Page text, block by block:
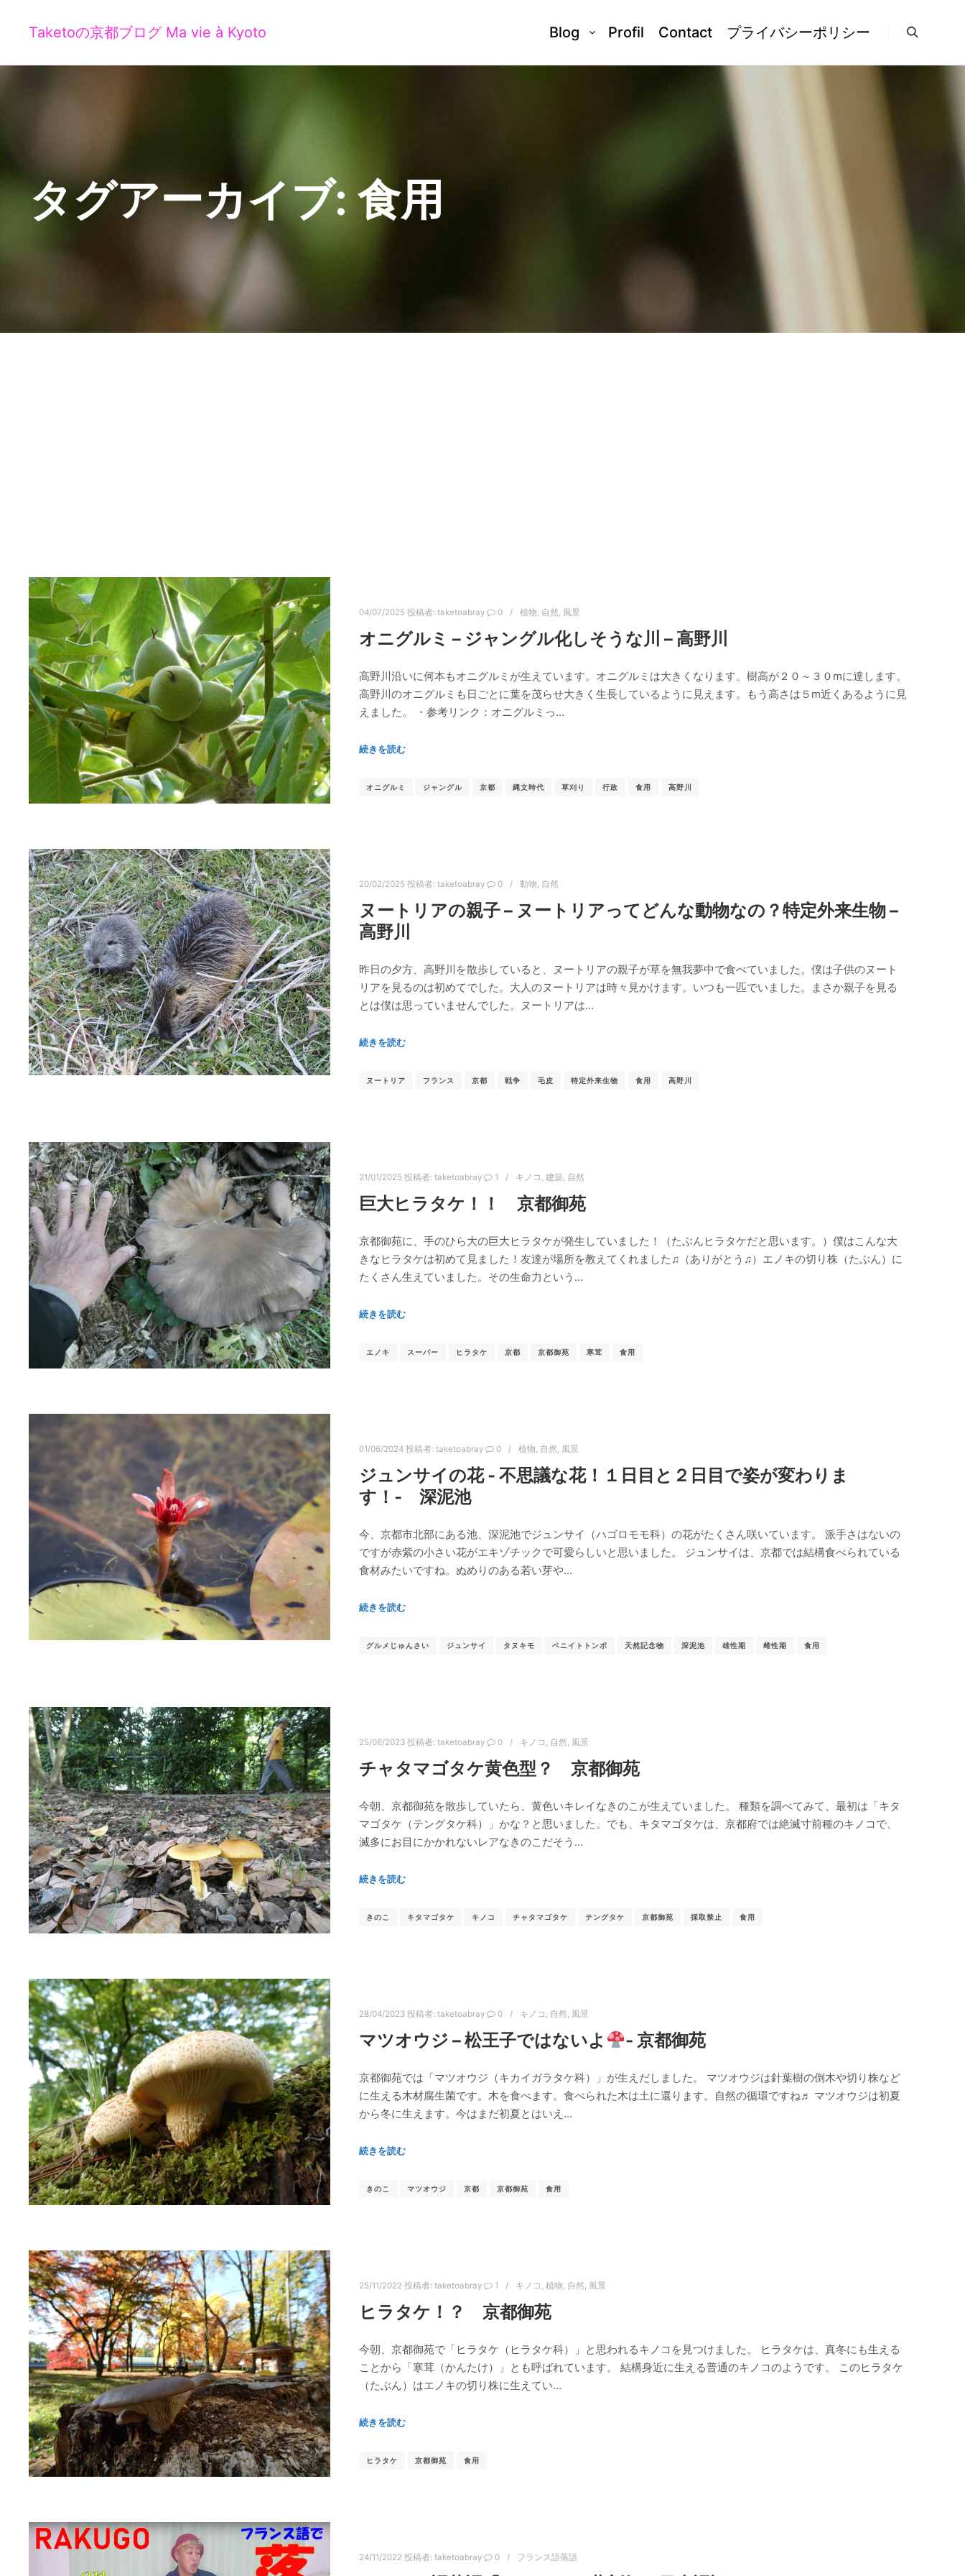
Taketoの京都ブログ Ma vie à Kyoto Blog Profil Contact プライバシーポリシー
タグアーカイブ: 食用
04/07/2025 投稿者: taketoabray 0 植物, 自然, 風景
オニグルミ – ジャングル化しそうな川 – 高野川
高野川沿いに何本もオニグルミが生えています。オニグルミは大きくなります。樹高が２０～３０ⅿに達します。
高野川のオニグルミも日ごとに葉を茂らせ大きく生長しているように見えます。もう高さは５ⅿ近くあるように見
えました。 ・参考リンク：オニグルミっ…
続きを読む
オニグルミ ジャングル 京都 縄文時代 草刈り 行政 食用 高野川
20/02/2025 投稿者: taketoabray 0 動物, 自然
ヌートリアの親子 – ヌートリアってどんな動物なの？特定外来生物 –
高野川
昨日の夕方、高野川を散歩していると、ヌートリアの親子が草を無我夢中で食べていました。僕は子供のヌート
リアを見るのは初めてでした。大人のヌートリアは時々見かけます。いつも一匹でいました。まさか親子を見る
とは僕は思っていませんでした。ヌートリアは…
続きを読む
ヌートリア フランス 京都 戦争 毛皮 特定外来生物 食用 高野川
21/01/2025 投稿者: taketoabray 1 キノコ , 建築, 自然
巨大ヒラタケ！！ 京都御苑
京都御苑に、手のひら大の巨大ヒラタケが発生していました！（たぶんヒラタケだと思います。）僕はこんな大
きなヒラタケは初めて見ました！友達が場所を教えてくれました♫（ありがとう♫）エノキの切り株（たぶん）に
たくさん生えていました。その生命力という…
続きを読む
エノキ スーパー ヒラタケ 京都 京都御苑 寒茸 食用
01/06/2024 投稿者: taketoabray 0 植物, 自然, 風景
ジュンサイの花 ‐ 不思議な花！１日目と２日目で姿が変わりま
す！‐ 深泥池
今、京都市北部にある池、深泥池でジュンサイ（ハゴロモモ科）の花がたくさん咲いています。 派手さはないの
ですが赤紫の小さい花がエキゾチックで可愛らしいと思いました。 ジュンサイは、京都では結構食べられている
食材みたいですね。ぬめりのある若い芽や…
続きを読む
グルメじゅんさい ジュンサイ タヌキモ ベニイトトンボ 天然記念物 深泥池 雄性期 雌性期 食用
25/06/2023 投稿者: taketoabray 0 キノコ , 自然, 風景
チャタマゴタケ黄色型？ 京都御苑
今朝、京都御苑を散歩していたら、黄色いキレイなきのこが生えていました。 種類を調べてみて、最初は「キタ
マゴタケ（テングタケ科）」かな？と思いました。でも、キタマゴタケは、京都府では絶滅寸前種のキノコで、
滅多にお目にかかれないレアなきのこだそう…
続きを読む
きのこ キタマゴタケ キノコ チャタマゴタケ テングタケ 京都御苑 採取禁止 食用
28/04/2023 投稿者: taketoabray 0 キノコ , 自然, 風景
マツオウジ – 松王子ではないよ ‐ 京都御苑
京都御苑では「マツオウジ（キカイガラタケ科）」が生えだしました。 マツオウジは針葉樹の倒木や切り株など
に生える木材腐生菌です。木を食べます。食べられた木は土に還ります。自然の循環ですね♬ マツオウジは初夏
から冬に生えます。今はまだ初夏とはいえ…
続きを読む
きのこ マツオウジ 京都 京都御苑 食用
25/11/2022 投稿者: taketoabray 1 キノコ , 植物, 自然, 風景
ヒラタケ！？ 京都御苑
今朝、京都御苑で「ヒラタケ（ヒラタケ科）」と思われるキノコを見つけました。 ヒラタケは、真冬にも生える
ことから「寒茸（かんたけ）」とも呼ばれています。 結構身近に生える普通のキノコのようです。 このヒラタケ
（たぶん）はエノキの切り株に生えてい…
続きを読む
ヒラタケ 京都御苑 食用
24/11/2022 投稿者: taketoabray 0 フランス語落語